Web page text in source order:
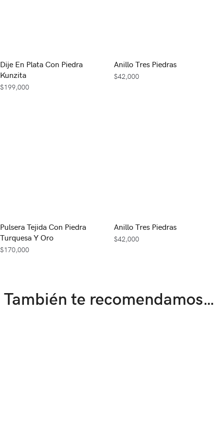
Dije En Plata Con Piedra
Kunzita
$199,000
Anillo Tres Piedras
$42,000
Pulsera Tejida Con Piedra
Turquesa Y Oro
$170,000
Anillo Tres Piedras
$42,000
También te recomendamos…